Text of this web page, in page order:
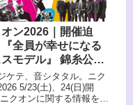
ン2026｜開催迫
全員が幸せになる
モデル』 錦糸公園
楽と食のフリーイ
開催！
ケテ、音シタタル。ニク
5/23(土)、24(日)開
クオンに関する情報を公